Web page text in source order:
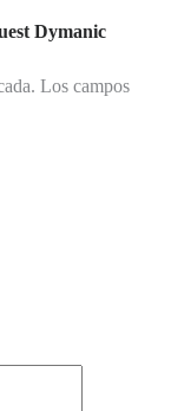
Dymanic
Los campos